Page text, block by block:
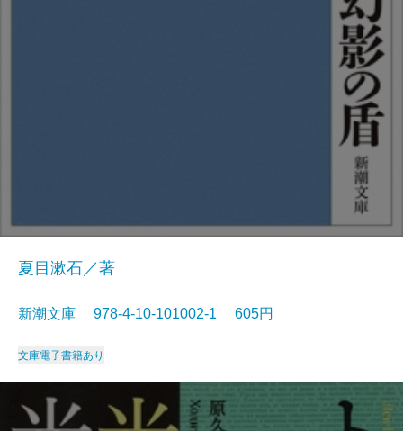
夏目漱石／著
新潮文庫 978-4-10-101002-1 605円
文庫電子書籍あり